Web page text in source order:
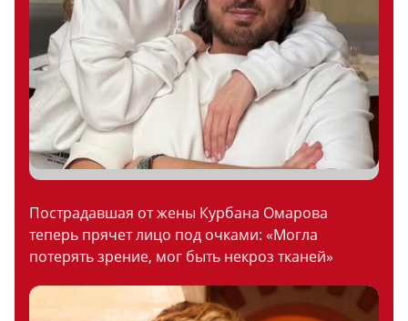
Пострадавшая от жены Курбана Омарова
теперь прячет лицо под очками: «Могла
потерять зрение, мог быть некроз тканей»